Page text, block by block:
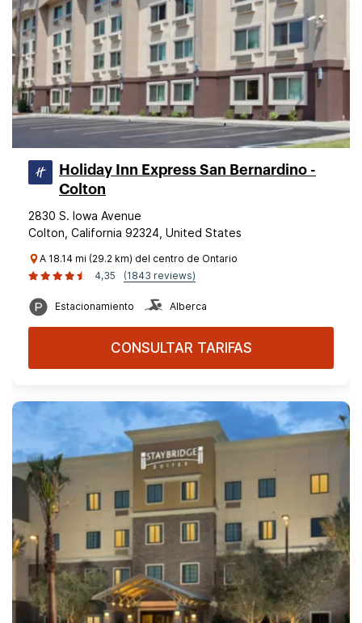
Holiday Inn Express San Bernardino -
Colton
2830 S. Iowa Avenue
Colton, California 92324, United States
A 18.14 mi (29.2 km) del centro de Ontario
4,35
(1843 reviews)
Estacionamiento Alberca
CONSULTAR TARIFAS